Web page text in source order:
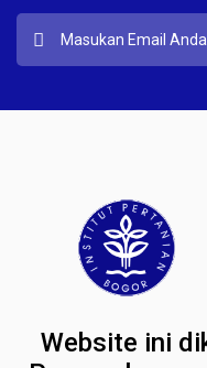
Website ini